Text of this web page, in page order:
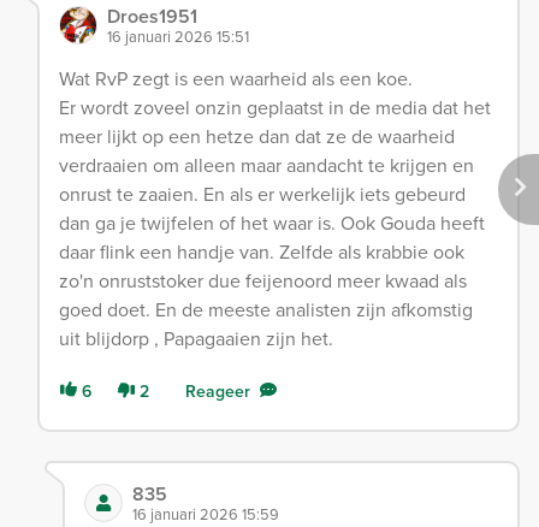
Droes1951
16 januari 2026 15:51
Wat RvP zegt is een waarheid als een koe.
Er wordt zoveel onzin geplaatst in de media dat het
meer lijkt op een hetze dan dat ze de waarheid
verdraaien om alleen maar aandacht te krijgen en
onrust te zaaien. En als er werkelijk iets gebeurd
dan ga je twijfelen of het waar is. Ook Gouda heeft
daar flink een handje van. Zelfde als krabbie ook
zo'n onruststoker due feijenoord meer kwaad als
goed doet. En de meeste analisten zijn afkomstig
uit blijdorp , Papagaaien zijn het.
6 2 Reageer
835
16 januari 2026 15:59